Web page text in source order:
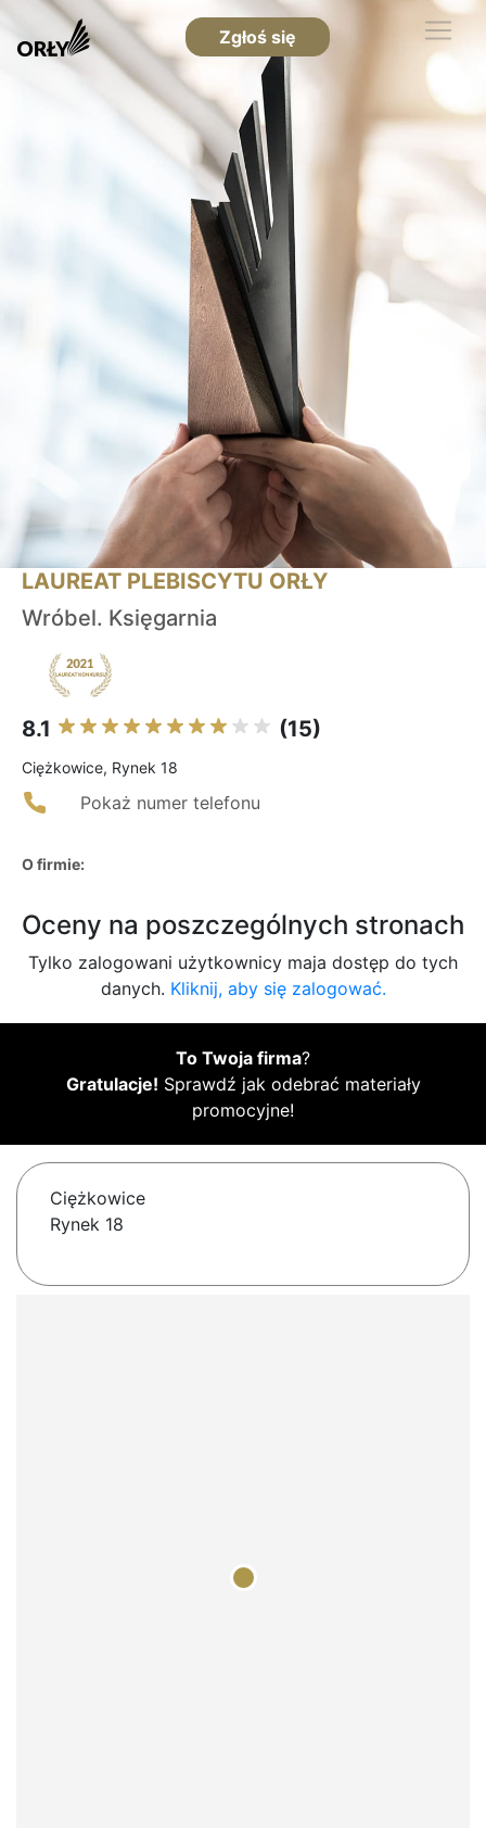
Zgłoś się
LAUREAT PLEBISCYTU ORŁY
Wróbel. Księgarnia
8.1 (15)
Ciężkowice, Rynek 18
Pokaż numer telefonu
O firmie:
Oceny na poszczególnych stronach
Tylko zalogowani użytkownicy maja dostęp do tych
danych. Kliknij, aby się zalogować.
To Twoja firma?
Gratulacje! Sprawdź jak odebrać materiały
promocyjne!
Ciężkowice
Rynek 18